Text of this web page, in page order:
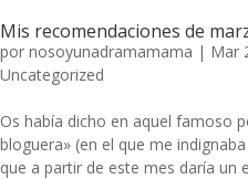
Mis recomendaciones de
por nosoyunadramamama | Mar
Uncategorized
Os había dicho en aquel famoso
bloguera» (en el que me
que a partir de este mes daría un